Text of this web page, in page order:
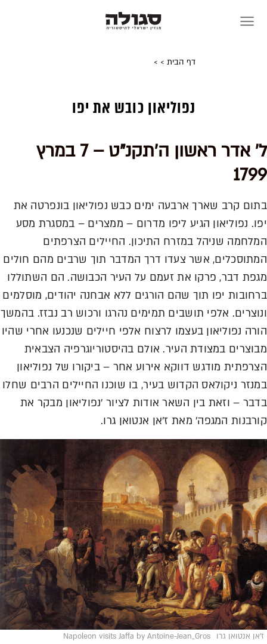
דף הבית >
>
נפוליאון כובש את יפו
ל' אדר ראשון ה'תקנ"ט – 7 במרץ
1799
בתום קרב שארך ארבעה ימים כבש נפוליאון בונפרטה את
יפו. נפוליאון הגיע ליפו מדרום – ממצרים – במסגרת מסע
המלחמה שניהל במזרח התיכון. החיילים הצרפתים
המתוסכלים, אשר צעדו דרך המדבר תוך שרבים מהם חולים
מגפת דבר, פרקו את זעמם על העיר הכבושה. הם השתוללו
ברחובות יפו תוך שהם הורגים ללא אבחנה יהודים, מוסלמים
ונוצרים. אלפי תושבים תמימים נהרגו ורכוש רב נבזז. בהמשך
הורה נפוליאון בעצמו לרצוח אלפי חיילים שנכנעו אחרי שהיו
מבוצרים במצודת העיר. אולם בהיסטוריוגרפיה הצבאית
הצרפתית מודגש דווקא אירוע אחר – ביקורו של נפוליאון
במנזר ניקולאס הקדוש בעיר, בו שוכנו החיילים הרבים שחלו
בדבר – וזאת בין השאר אודות לציור 'נפוליאון מבקר את
קורבנות המגפה' מאת ז'אן אנטואן גרו.
ז'אן אנטואן גרו Napoleon visits Jaffa by Antoine-Jean_Gros